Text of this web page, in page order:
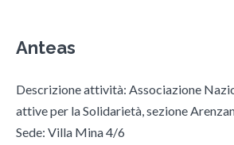
Anteas
Descrizione attività: Associazione
attive per la Solidarietà, sezione
Sede: Villa Mina 4/6